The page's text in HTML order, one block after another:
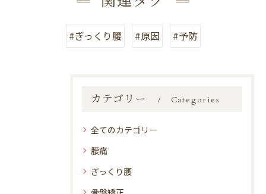
#ぎっくり腰 #原因 #予防
カテゴリー Categories
全てのカテゴリー
腰痛
ぎっくり腰